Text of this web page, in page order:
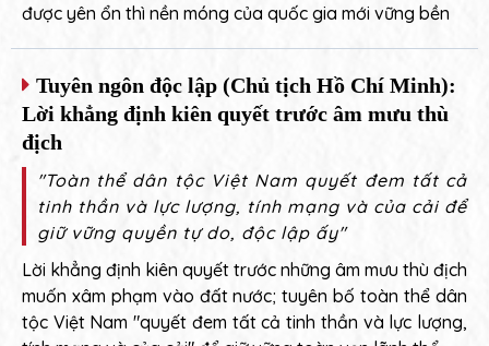
được yên ổn thì nền móng của quốc gia mới vững bền
Tuyên ngôn độc lập (Chủ tịch Hồ Chí Minh):
Lời khẳng định kiên quyết trước âm mưu thù
địch
"Toàn thể dân tộc Việt Nam quyết đem tất cả
tinh thần và lực lượng, tính mạng và của cải để
giữ vững quyền tự do, độc lập ấy"
Lời khẳng định kiên quyết trước những âm mưu thù địch
muốn xâm phạm vào đất nước; tuyên bố toàn thể dân
tộc Việt Nam "quyết đem tất cả tinh thần và lực lượng,